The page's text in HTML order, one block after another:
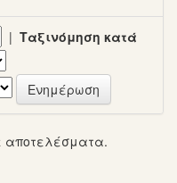
| Ταξινόμηση κατά
αποτελέσματα.